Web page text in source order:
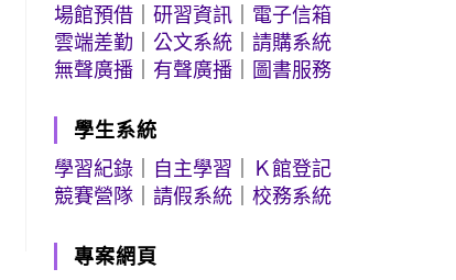
場館預借 ｜研習資訊
電子信箱
雲端差勤 ｜公文系統 ｜請購系統
無聲廣播
有聲廣播 圖書服務
學生系統
學習紀錄
自主學習
Ｋ館登記
競賽營隊 ｜請假系統 ｜校務系統
專案網頁